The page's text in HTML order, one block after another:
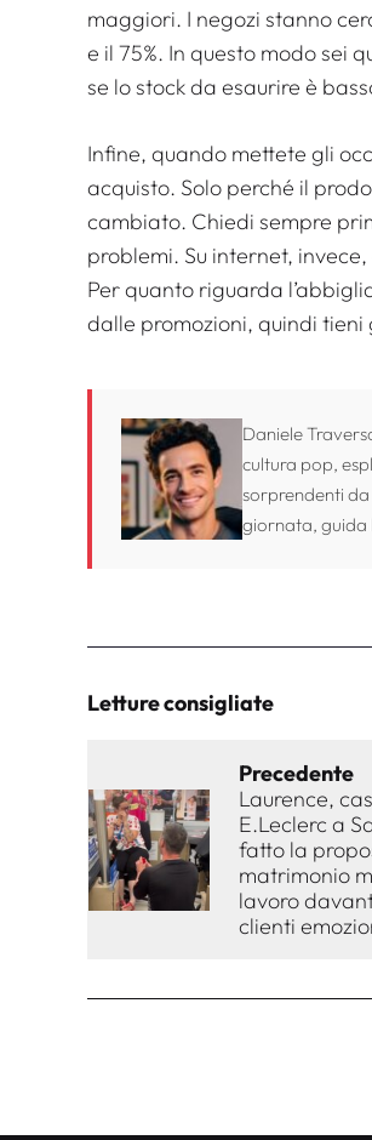
maggiori. I negozi stanno
e il 75%. In questo modo sei
se lo stock da esaurire è
Infine, quando mettete gli
acquisto. Solo perché il
cambiato. Chiedi sempre
problemi. Su internet,
Per quanto riguarda
dalle promozioni, quindi
Daniele
cultura pop,
sorprendenti
giornata, guida
Letture consigliate
Precedente
Laurence,
E.Leclerc a
fatto la
matrimonio
lavoro
clienti